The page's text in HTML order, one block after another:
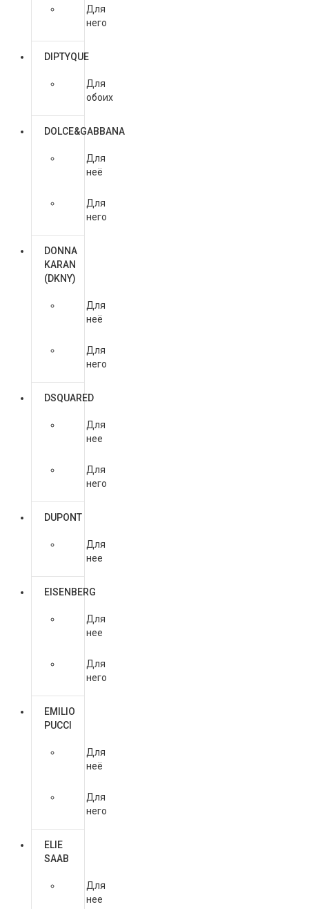
Для
него
DIPTYQUE
Для
обоих
DOLCE&GABBANA
Для
неё
Для
него
DONNA
KARAN
(DKNY)
Для
неё
Для
него
DSQUARED
Для
нее
Для
него
DUPONT
Для
нее
EISENBERG
Для
нее
Для
него
EMILIO
PUCCI
Для
неё
Для
него
ELIE
SAAB
Для
нее